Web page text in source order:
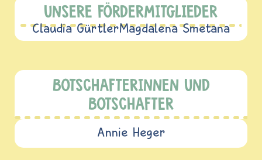
UNSERE FÖRDERMITGLIEDER
Claudia GürtlerMagdalena Smetana
BOTSCHAFTERINNEN UND
BOTSCHAFTER
Annie Heger